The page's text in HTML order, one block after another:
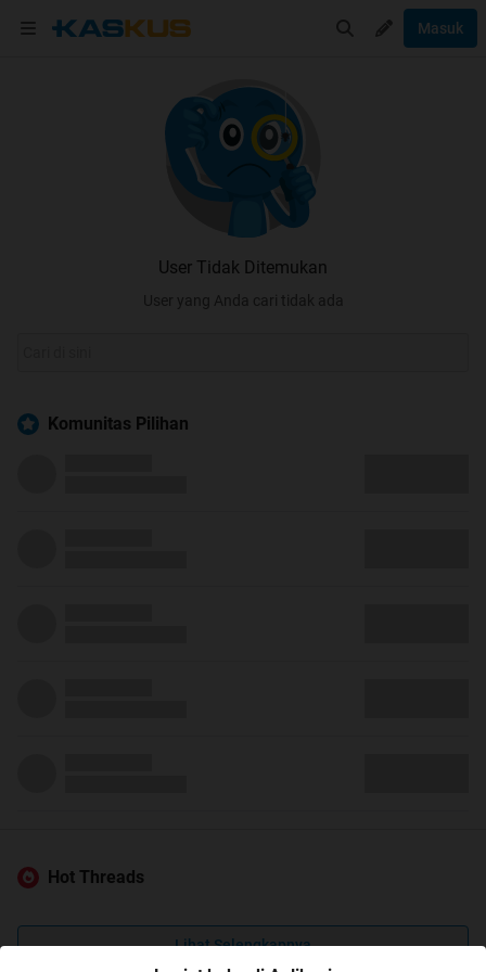
Masuk
User Tidak Ditemukan
User yang Anda cari tidak ada
Komunitas Pilihan
Hot Threads
Lihat Selengkapnya